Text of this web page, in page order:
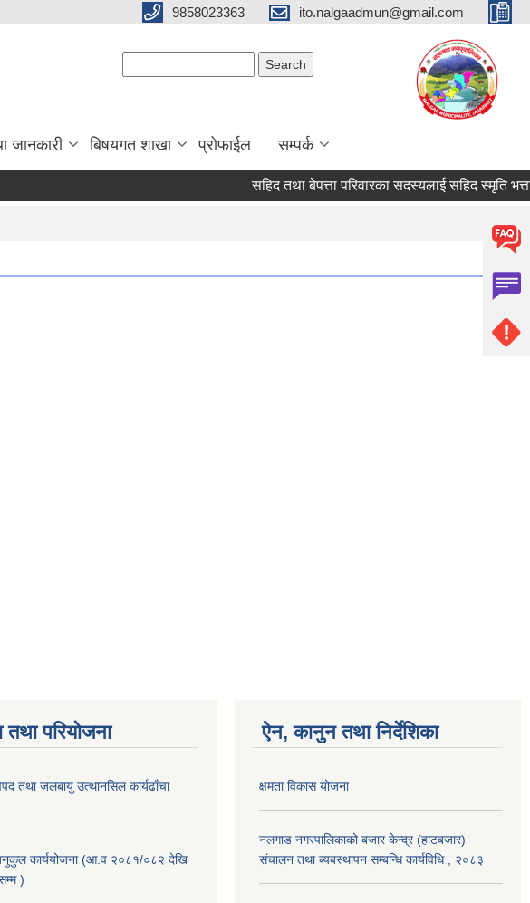
9858023363 ito.nalgaadmun@gmail.com
जानकारी बिषयगत शाखा प्रोफाईल सम्पर्क
सहिद तथा बेपत्ता परिवारका सदस्यलाई सहिद स्मृति भत्ता
तथा परियोजना
तथा जलबायु उत्थानसिल कार्यढाँचा
कार्ययोजना (आ.व २०८१/०८२ देखि
)
ऐन, कानुन तथा निर्देशिका
क्षमता विकास योजना
नलगाड नगरपालिकाको बजार केन्द्र (हाटबजार)
संचालन तथा ब्यबस्थापन सम्बन्धि कार्यविधि , २०८३